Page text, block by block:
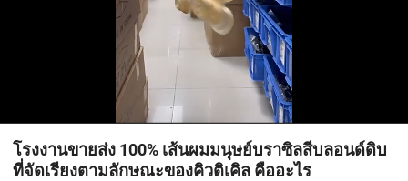
โรงงานขายส่ง 100% เส้นผมมนุษย์บราซิลสีบลอนด์ดิบ
ที่จัดเรียงตามลักษณะของคิวติเคิล คืออะไร